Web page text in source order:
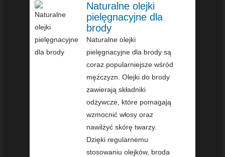
Naturalne olejki
pielęgnacyjne dla
brody
Naturalne olejki
pielęgnacyjne dla brody są
coraz popularniejsze wśród
mężczyzn. Olejki do brody
zawierają składniki
odżywcze, które pomagają
wzmocnić włosy oraz
nawilżyć skórę twarzy.
Dzięki regularnemu
stosowaniu olejków, broda